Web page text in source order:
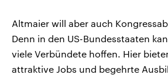
Altmaier will aber auch
Denn in den US-Bundesstaaten
viele Verbündete hoffen. Hier
attraktive Jobs und begehrte